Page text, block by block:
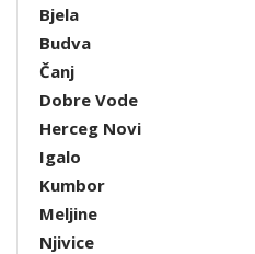
Bjela
Budva
Čanj
Dobre Vode
Herceg Novi
Igalo
Kumbor
Meljine
Njivice